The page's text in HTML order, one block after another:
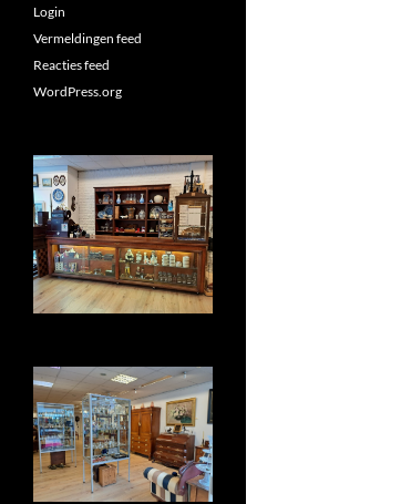
Login
Vermeldingen feed
Reacties feed
WordPress.org